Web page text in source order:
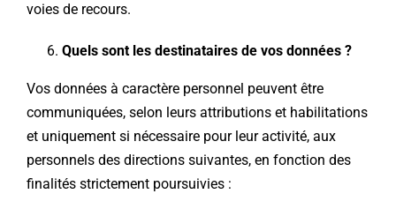
voies de recours.
Quels sont les destinataires de vos données ?
Vos données à caractère personnel peuvent être
communiquées, selon leurs attributions et habilitations
et uniquement si nécessaire pour leur activité, aux
personnels des directions suivantes, en fonction des
finalités strictement poursuivies :